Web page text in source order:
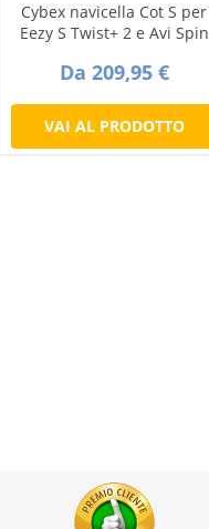
Cybex navicella Cot S per
Eezy S Twist+ 2 e Avi Spin
Da 209,95 €
VAI AL PRODOTTO